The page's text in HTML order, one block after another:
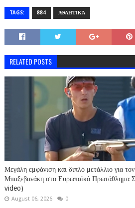
TAGS: 884 ΑΘΛΗΤΙΚΆ
RELATED POSTS
Μεγάλη εμφάνιση και διπλό μετάλλιο για
Μπαξεβανάκη στο Ευρωπαϊκό Πρωτάθλημα
video)
August 06, 2026 0